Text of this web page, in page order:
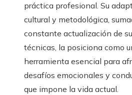
práctica profesional. Su
cultural y metodológica,
constante actualización de
técnicas, la posiciona como
herramienta esencial para
desafíos emocionales y
que impone la vida actual.